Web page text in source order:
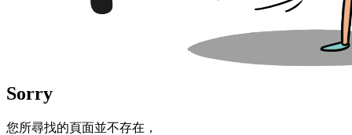
Sorry
您所尋找的頁面並不存在，